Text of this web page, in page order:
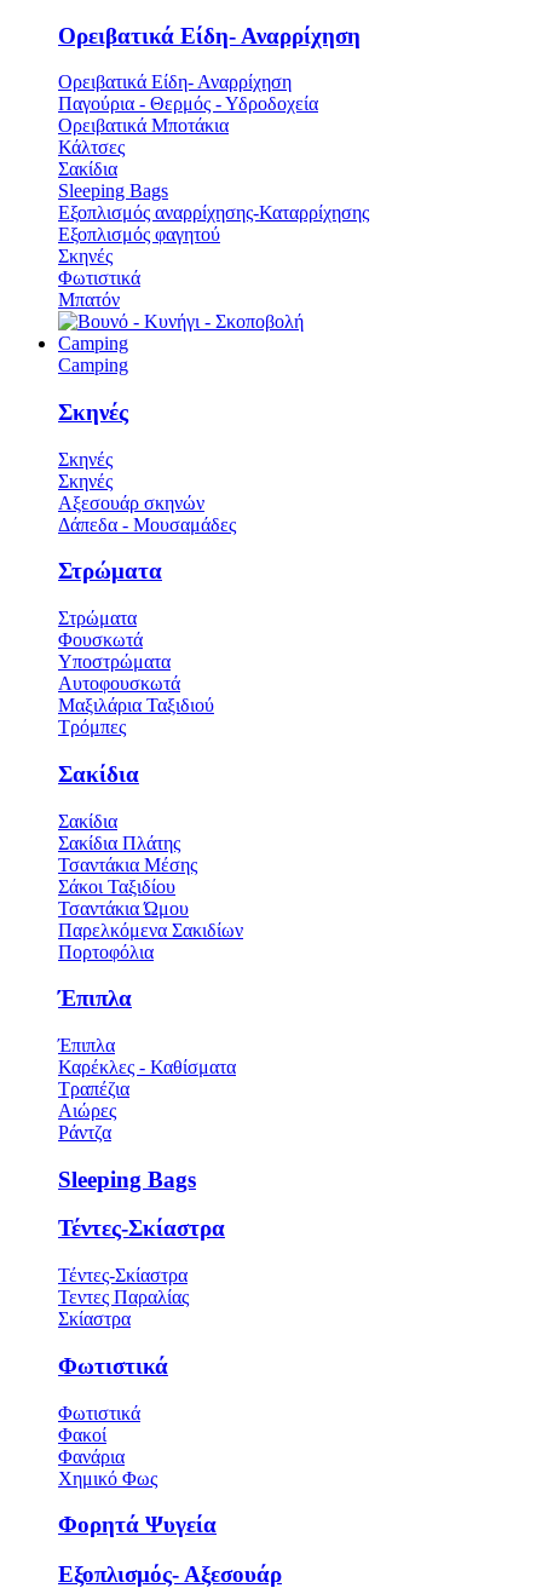
Ορειβατικά Είδη- Αναρρίχηση
Ορειβατικά Είδη- Αναρρίχηση
Παγούρια - Θερμός - Υδροδοχεία
Ορειβατικά Μποτάκια
Κάλτσες
Σακίδια
Sleeping Bags
Εξοπλισμός αναρρίχησης-Καταρρίχησης
Εξοπλισμός φαγητού
Σκηνές
Φωτιστικά
Μπατόν
Camping
Camping
Σκηνές
Σκηνές
Σκηνές
Αξεσουάρ σκηνών
Δάπεδα - Μουσαμάδες
Στρώματα
Στρώματα
Φουσκωτά
Υποστρώματα
Αυτοφουσκωτά
Μαξιλάρια Ταξιδιού
Τρόμπες
Σακίδια
Σακίδια
Σακίδια Πλάτης
Τσαντάκια Μέσης
Σάκοι Ταξιδίου
Τσαντάκια Ώμου
Παρελκόμενα Σακιδίων
Πορτοφόλια
Έπιπλα
Έπιπλα
Καρέκλες - Καθίσματα
Τραπέζια
Αιώρες
Ράντζα
Sleeping Bags
Τέντες-Σκίαστρα
Τέντες-Σκίαστρα
Τεντες Παραλίας
Σκίαστρα
Φωτιστικά
Φωτιστικά
Φακοί
Φανάρια
Χημικό Φως
Φορητά Ψυγεία
Εξοπλισμός- Αξεσουάρ